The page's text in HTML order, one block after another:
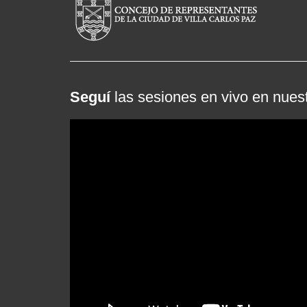
Seguílas sesiones en vivo en